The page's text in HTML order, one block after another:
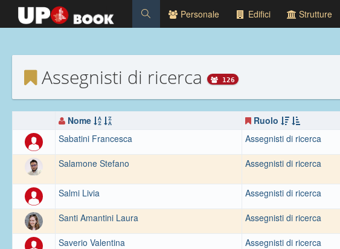
Personale Edifici Strutture
Assegnisti di ricerca 126
Nome Ruolo
Sabatini Francesca
Assegnisti di ricerca
Salamone Stefano Assegnisti di ricerca
Salmi Livia
Assegnisti di ricerca
Santi Amantini Laura Assegnisti di ricerca
Saverio Valentina Assegnisti di ricerca